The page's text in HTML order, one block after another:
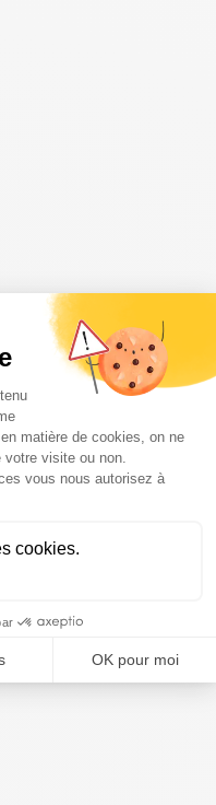
du
matière de cookies, on ne
visite ou non.
vous nous autorisez à
cookies.
OK pour moi